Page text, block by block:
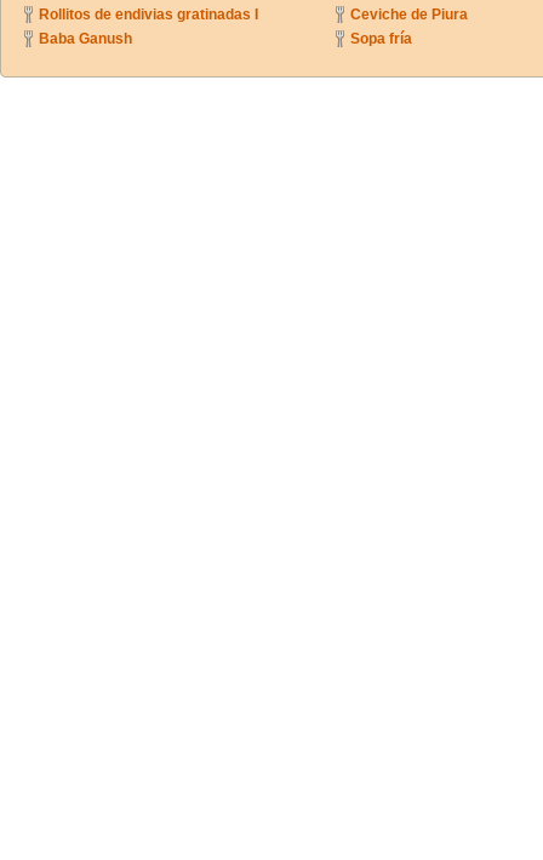
Rollitos de endivias gratinadas I
Baba Ganush
Ceviche de Piura
Sopa fría